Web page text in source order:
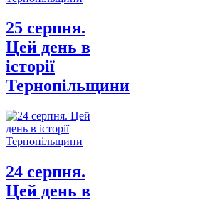
25 серпня.
Цей день в
історії
Тернопільщини
24 серпня.
Цей день в